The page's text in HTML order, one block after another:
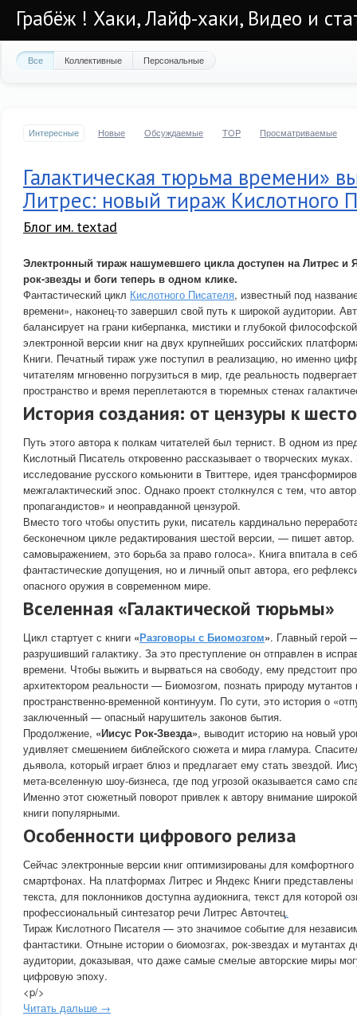
Грабёж ! Хаки, Лайф-хаки, Видео и
Все Коллективные Персональные
Интересные Новые Обсуждаемые TOP Просматриваемые
Галактическая тюрьма времени»
Литрес: новый тираж Кислотного
Блог им. textad
Электронный тираж нашумевшего цикла доступен на Литрес и
рок-звезды и боги теперь в одном клике.
Фантастический цикл Кислотного Писателя, известный под
времени», наконец-то завершил свой путь к широкой аудитории.
балансирует на грани киберпанка, мистики и глубокой
электронной версии книг на двух крупнейших российских
Книги. Печатный тираж уже поступил в реализацию, но именно
читателям мгновенно погрузиться в мир, где реальность
пространство и время переплетаются в тюремных стенах
История создания: от цензуры к
Путь этого автора к полкам читателей был тернист. В одном из
Кислотный Писатель откровенно рассказывает о творческих
исследование русского комьюнити в Твиттере, идея
межгалактический эпос. Однако проект столкнулся с тем, что
пропагандистов» и неоправданной цензурой.
Вместо того чтобы опустить руки, писатель кардинально
бесконечном цикле редактирования шестой версии, — пишет
самовыражением, это борьба за право голоса». Книга впитала в
фантастические допущения, но и личный опыт автора, его
опасного оружия в современном мире.
Вселенная «Галактической тюрьмы»
Цикл стартует с книги «Разговоры с Биомозгом». Главный герой
разрушивший галактику. За это преступление он отправлен в
времени. Чтобы выжить и вырваться на свободу, ему предстоит
архитектором реальности — Биомозгом, познать природу мутантов
пространственно-временной континуум. По сути, это история о
заключенный — опасный нарушитель законов бытия.
Продолжение, «Иисус Рок-Звезда», выводит историю на новый
удивляет смешением библейского сюжета и мира гламура.
дьявола, который играет блюз и предлагает ему стать звездой.
мета-вселенную шоу-бизнеса, где под угрозой оказывается само
Именно этот сюжетный поворот привлек к автору внимание
книги популярными.
Особенности цифрового релиза
Сейчас электронные версии книг оптимизированы для
смартфонах. На платформах Литрес и Яндекс Книги
текста, для поклонников доступна аудиокнига, текст для которой
профессиональный синтезатор речи Литрес Авточтец.
Тираж Кислотного Писателя — это значимое событие для
фантастики. Отныне истории о биомозгах, рок-звездах и мутантах
аудитории, доказывая, что даже самые смелые авторские миры
цифровую эпоху.
<p/>
Читать дальше →